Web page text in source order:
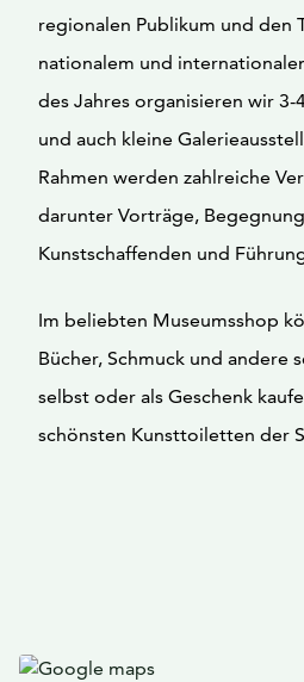
regionalen Publikum und den
nationalem und
des Jahres organisieren wir
und auch kleine
Rahmen werden zahlreiche
darunter Vorträge,
Kunstschaffenden und
Im beliebten Museumsshop
Bücher, Schmuck und andere
selbst oder als Geschenk
schönsten Kunsttoiletten der